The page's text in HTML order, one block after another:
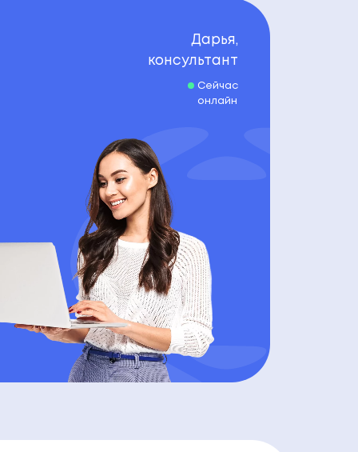
Дарья,
консультант
Сейчас
онлайн